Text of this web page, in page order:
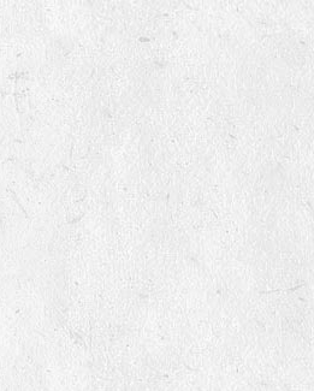
non inscrites au
officiel ?
germeront-
l'année
?
ce qu’une variété non
?
le montant des
port